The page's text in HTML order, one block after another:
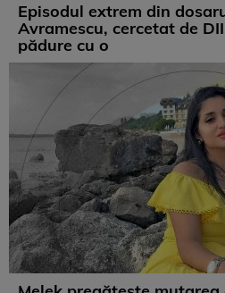
Episodul extrem din
Avramescu, cercetat de
pădure cu o